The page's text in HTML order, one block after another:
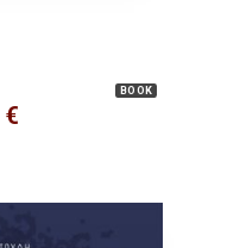
BOOK
€